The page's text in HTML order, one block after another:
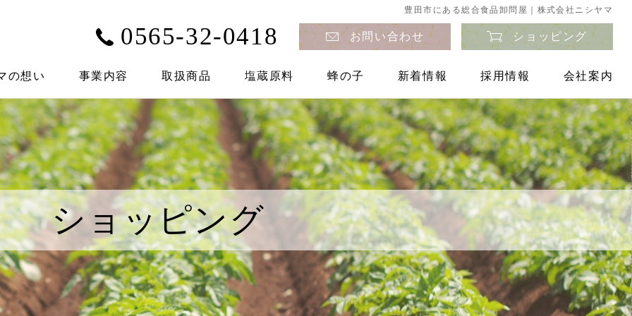
豊田市にある総合食品卸問屋｜株式会社ニシヤマ
0565-32-0418 お問い合わせ ショッピング
の想い 事業内容 取扱商品 塩蔵原料 蜂の子 新着情報 採用情報 会社案内
ショッピング